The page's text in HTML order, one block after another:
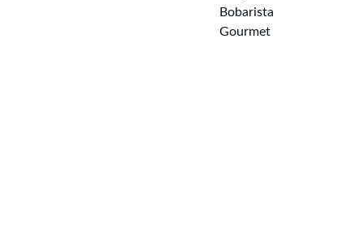
Bobarista
Gourmet